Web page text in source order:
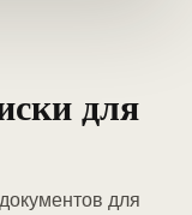
для
для